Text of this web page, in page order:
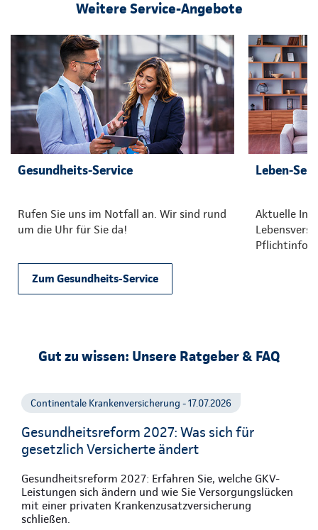
Weitere Service-Angebote
Gesundheits-Service
Rufen Sie uns im Notfall an. Wir sind rund
um die Uhr für Sie da!
Zum Gesundheits-Service
Leben-
Aktuelle
Gut zu wissen: Unsere Ratgeber & FAQ
Continentale Krankenversicherung - 17.07.2026
Gesundheitsreform 2027: Was sich für
gesetzlich Versicherte ändert
Gesundheitsreform 2027: Erfahren Sie, welche GKV-
Leistungen sich ändern und wie Sie Versorgungslücken
mit einer privaten Krankenzusatzversicherung
schließen.